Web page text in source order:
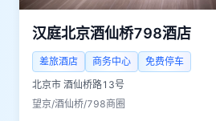
汉庭北京酒仙桥798酒店
差旅酒店 商务中心
免费停车
北京市 酒仙桥路13号
望京/酒仙桥/798商圈